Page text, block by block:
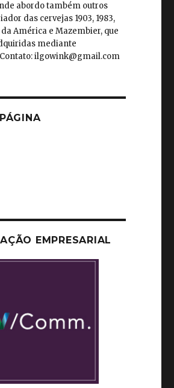
abordo também outros
das cervejas 1903, 1983,
América e Mazembier, que
mediante
ilgowink@gmail.com
EMPRESARIAL